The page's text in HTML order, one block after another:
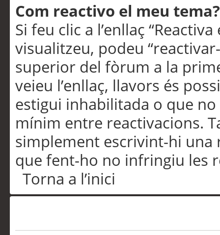
Com reactivo el meu tema?
Si feu clic a l’enllaç
visualitzeu, podeu
superior del fòrum a la
veieu l’enllaç, llavors és
estigui inhabilitada o que
mínim entre reactivacions.
simplement escrivint-hi una
que fent-ho no infringiu les
Torna a l’inici